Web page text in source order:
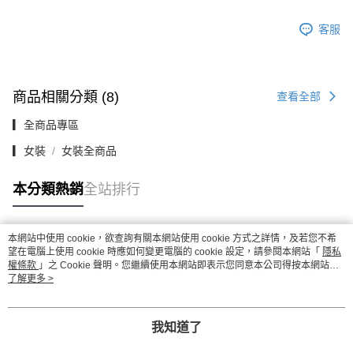
客服
商品相關分類 (8) 查看全部
▎全商品專區
▎女裝 女裝全商品
本分類熱銷全站排行
熱門標籤
本網站中使用 cookie，欲查詢有關本網站使用 cookie 方式之詳情，及若您不希
望在電腦上使用 cookie 時應如何變更電腦的 cookie 設定，請參閱本網站「 隱私
權條款 」之 Cookie 聲明。您繼續使用本網站即表示您同意本公司得按本網站使
用條款之 Cookie 聲明使用 cookie。
了解更多 >
我知道了